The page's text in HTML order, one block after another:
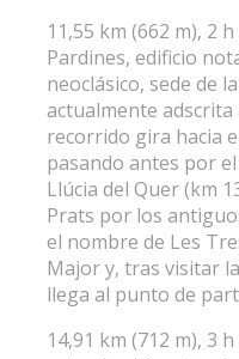
11,55 km (662 m), 2
Pardines, edificio
neoclásico, sede de
actualmente adscrita
recorrido gira hacia
pasando antes por
Llúcia del Quer (km
Prats por los
el nombre de Les
Major y, tras visitar
llega al punto de
14,91 km (712 m), 3